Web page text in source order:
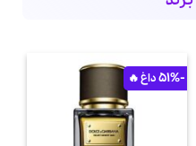
-51%